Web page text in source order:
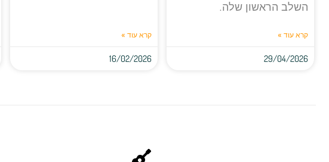
השלב הראשון שלה.
קרא עוד »
29/04/2026
קרא עוד »
16/02/2026